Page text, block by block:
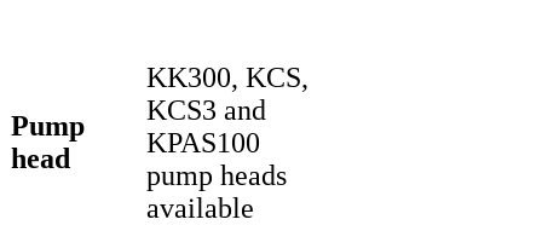
Pump
head
KK300, KCS,
KCS3 and
KPAS100
pump heads
available